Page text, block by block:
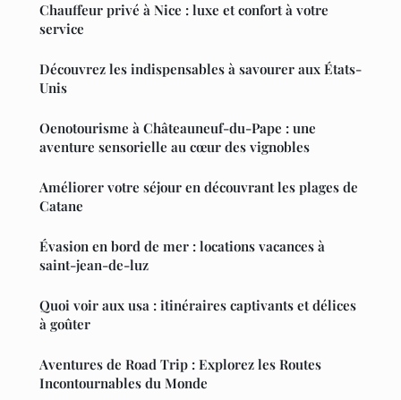
Chauffeur privé à Nice : luxe et confort à votre
service
Découvrez les indispensables à savourer aux États-
Unis
Oenotourisme à Châteauneuf-du-Pape : une
aventure sensorielle au cœur des vignobles
Améliorer votre séjour en découvrant les plages de
Catane
Évasion en bord de mer : locations vacances à
saint-jean-de-luz
Quoi voir aux usa : itinéraires captivants et délices
à goûter
Aventures de Road Trip : Explorez les Routes
Incontournables du Monde